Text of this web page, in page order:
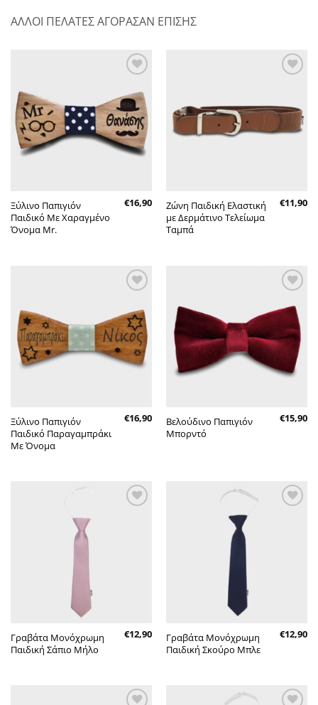
ΑΛΛΟΙ ΠΕΛΑΤΕΣ ΑΓΟΡΑΣΑΝ ΕΠΙΣΗΣ
στην λίστα
επιθυμητών
Ξύλινο Παπιγιόν
Παιδικό Με Χαραγμένο
Όνομα Mr.
€16,90
επιθυμητών
Ζώνη Παιδική Ελαστική
με Δερμάτινο Τελείωμα
Ταμπά
€11,90
στην λίστα
επιθυμητών
Ξύλινο Παπιγιόν
Παιδικό Παραγαμπράκι
Με Όνομα
€16,90
στην λίστα
επιθυμητών
Βελούδινο Παπιγιόν
Μπορντό
€15,90
Γραβάτα Μονόχρωμη
Παιδική Σάπιο Μήλο
€12,90
Γραβάτα Μονόχρωμη
Παιδική Σκούρο Μπλε
€12,90